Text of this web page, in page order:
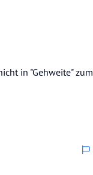
in "Gehweite" zum